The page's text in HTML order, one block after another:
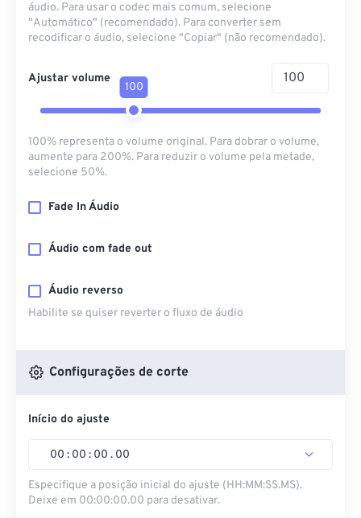
áudio. Para usar o codec mais comum, selecione
"Automático" (recomendado). Para converter sem
recodificar o áudio, selecione "Copiar" (não recomendado).
Ajustar volume
100
100% representa o volume original. Para dobrar o volume,
aumente para 200%. Para reduzir o volume pela metade,
selecione 50%.
Fade In Áudio
Áudio com fade out
Áudio reverso
Habilite se quiser reverter o fluxo de áudio
Configurações de corte
Início do ajuste
00 : 00 : 00 . 00
Especifique a posição inicial do ajuste (HH:MM:SS.MS).
Deixe em 00:00:00.00 para desativar.